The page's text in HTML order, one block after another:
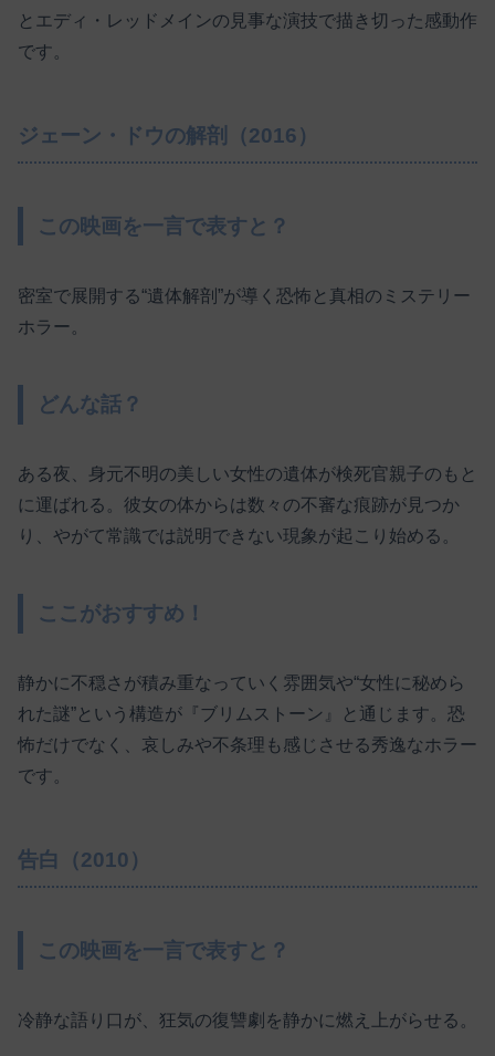
とエディ・レッドメインの見事な演技で描き切った感動作
です。
ジェーン・ドウの解剖（2016）
この映画を一言で表すと？
密室で展開する“遺体解剖”が導く恐怖と真相のミステリー
ホラー。
どんな話？
ある夜、身元不明の美しい女性の遺体が検死官親子のもと
に運ばれる。彼女の体からは数々の不審な痕跡が見つか
り、やがて常識では説明できない現象が起こり始める。
ここがおすすめ！
静かに不穏さが積み重なっていく雰囲気や“女性に秘めら
れた謎”という構造が『ブリムストーン』と通じます。恐
怖だけでなく、哀しみや不条理も感じさせる秀逸なホラー
です。
告白（2010）
この映画を一言で表すと？
冷静な語り口が、狂気の復讐劇を静かに燃え上がらせる。